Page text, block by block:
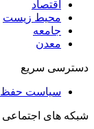
اقتصاد
محیط زیست
جامعه
معدن
دسترسی سریع
سیاست
شبکه های اجتماعی